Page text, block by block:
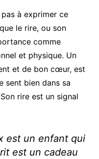
à exprimer ce
le rire, ou son
comme
et physique. Un
et de bon cœur, est
sent bien dans sa
rire est un signal
est un enfant qui
est un cadeau